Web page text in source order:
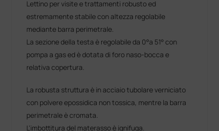
Lettino per visite e trattamenti robusto ed
estremamente stabile con altezza regolabile
mediante barra perimetrale.
La sezione della testa è regolabile da 0°a 51° con
pompa a gas ed è dotata di foro naso-bocca e
relativa copertura.
La robusta struttura è in acciaio tubolare verniciato
con polvere epossidica non tossica, mentre la barra
perimetrale è cromata.
L'imbottitura del materasso è ignifuga.